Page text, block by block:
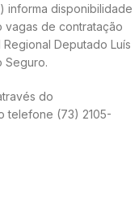
informa disponibilidade
vagas de contratação
Deputado Luís
Seguro.
do
telefone (73) 2105-